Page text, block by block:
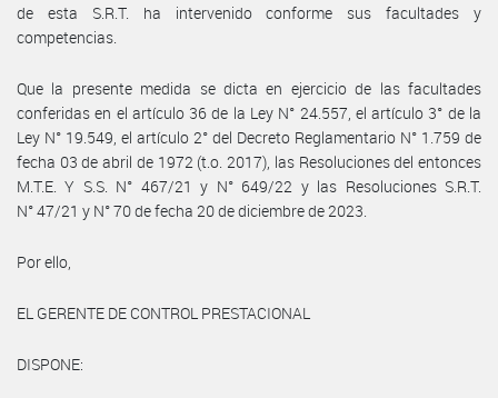
de esta S.R.T. ha intervenido conforme sus facultades y
competencias.
Que la presente medida se dicta en ejercicio de las facultades
conferidas en el artículo 36 de la Ley N° 24.557, el artículo 3° de la
Ley N° 19.549, el artículo 2° del Decreto Reglamentario N° 1.759 de
fecha 03 de abril de 1972 (t.o. 2017), las Resoluciones del entonces
M.T.E. Y S.S. N° 467/21 y N° 649/22 y las Resoluciones S.R.T.
N° 47/21 y N° 70 de fecha 20 de diciembre de 2023.
Por ello,
EL GERENTE DE CONTROL PRESTACIONAL
DISPONE: